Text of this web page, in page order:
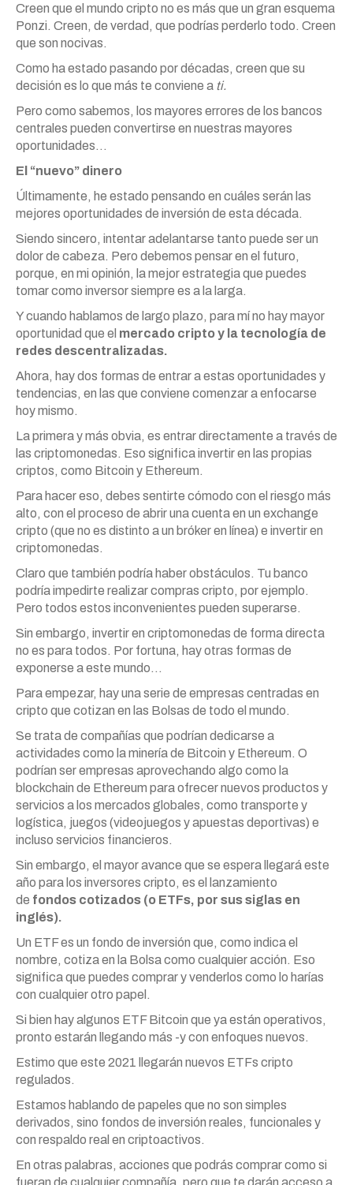
Creen que el mundo cripto no es más que un gran esquema
Ponzi. Creen, de verdad, que podrías perderlo todo. Creen
que son nocivas.
Como ha estado pasando por décadas, creen que su
decisión es lo que más te conviene a ti.
Pero como sabemos, los mayores errores de los bancos
centrales pueden convertirse en nuestras mayores
oportunidades…
El “nuevo” dinero
Últimamente, he estado pensando en cuáles serán las
mejores oportunidades de inversión de esta década.
Siendo sincero, intentar adelantarse tanto puede ser un
dolor de cabeza. Pero debemos pensar en el futuro,
porque, en mi opinión, la mejor estrategia que puedes
tomar como inversor siempre es a la larga.
Y cuando hablamos de largo plazo, para mí no hay mayor
oportunidad que el mercado cripto y la tecnología de
redes descentralizadas.
Ahora, hay dos formas de entrar a estas oportunidades y
tendencias, en las que conviene comenzar a enfocarse
hoy mismo.
La primera y más obvia, es entrar directamente a través de
las criptomonedas. Eso significa invertir en las propias
criptos, como Bitcoin y Ethereum.
Para hacer eso, debes sentirte cómodo con el riesgo más
alto, con el proceso de abrir una cuenta en un exchange
cripto (que no es distinto a un bróker en línea) e invertir en
criptomonedas.
Claro que también podría haber obstáculos. Tu banco
podría impedirte realizar compras cripto, por ejemplo.
Pero todos estos inconvenientes pueden superarse.
Sin embargo, invertir en criptomonedas de forma directa
no es para todos. Por fortuna, hay otras formas de
exponerse a este mundo…
Para empezar, hay una serie de empresas centradas en
cripto que cotizan en las Bolsas de todo el mundo.
Se trata de compañías que podrían dedicarse a
actividades como la minería de Bitcoin y Ethereum. O
podrían ser empresas aprovechando algo como la
blockchain de Ethereum para ofrecer nuevos productos y
servicios a los mercados globales, como transporte y
logística, juegos (videojuegos y apuestas deportivas) e
incluso servicios financieros.
Sin embargo, el mayor avance que se espera llegará este
año para los inversores cripto, es el lanzamiento
de fondos cotizados (o ETFs, por sus siglas en
inglés).
Un ETF es un fondo de inversión que, como indica el
nombre, cotiza en la Bolsa como cualquier acción. Eso
significa que puedes comprar y venderlos como lo harías
con cualquier otro papel.
Si bien hay algunos ETF Bitcoin que ya están operativos,
pronto estarán llegando más -y con enfoques nuevos.
Estimo que este 2021 llegarán nuevos ETFs cripto
regulados.
Estamos hablando de papeles que no son simples
derivados, sino fondos de inversión reales, funcionales y
con respaldo real en criptoactivos.
En otras palabras, acciones que podrás comprar como si
fueran de cualquier compañía, pero que te darán acceso a